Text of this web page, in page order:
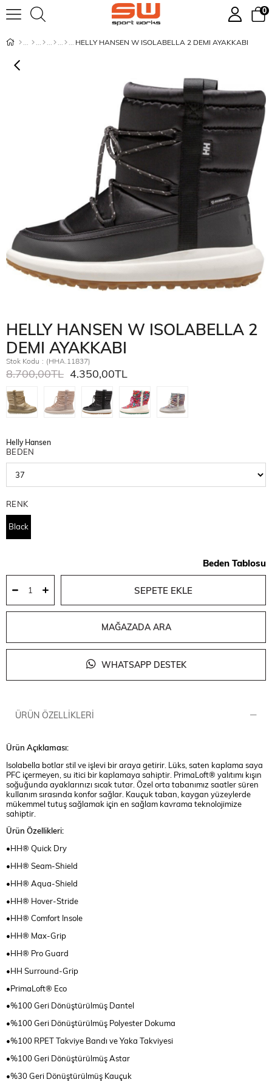
0
HELLY HANSEN W ISOLABELLA 2 DEMI AYAKKABI
HELLY HANSEN W ISOLABELLA 2
DEMI AYAKKABI
Stok Kodu (HHA.11837)
8.700,00TL 4.350,00TL
Helly Hansen
BEDEN
RENK
Black
Beden Tablosu
MAĞAZADA ARA
WHATSAPP DESTEK
ÜRÜN ÖZELLIKLERI
Ürün Açıklaması:
Isolabella botlar stil ve işlevi bir araya getirir. Lüks, saten kaplama saya
PFC içermeyen, su itici bir kaplamaya sahiptir. PrimaLoft® yalıtımı kışın
soğuğunda ayaklarınızı sıcak tutar. Özel orta tabanımız saatler süren
kullanım sırasında konfor sağlar. Kauçuk taban, kaygan yüzeylerde
mükemmel tutuş sağlamak için en sağlam kavrama teknolojimize
sahiptir.
Ürün Özellikleri:
•HH® Quick Dry
•HH® Seam-Shield
•HH® Aqua-Shield
•HH® Hover-Stride
•HH® Comfort Insole
•HH® Max-Grip
•HH® Pro Guard
•HH Surround-Grip
•PrimaLoft® Eco
•%100 Geri Dönüştürülmüş Dantel
•%100 Geri Dönüştürülmüş Polyester Dokuma
•%100 RPET Takviye Bandı ve Yaka Takviyesi
•%100 Geri Dönüştürülmüş Astar
•%30 Geri Dönüştürülmüş Kauçuk